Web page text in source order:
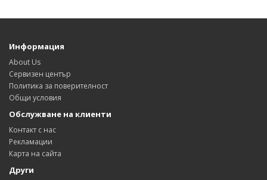
Информация
About Us
Сервизен център
Политика за поверителност
Общи условия
Обслужване на клиенти
Контакт с нас
Рекламации
Карта на сайта
Други